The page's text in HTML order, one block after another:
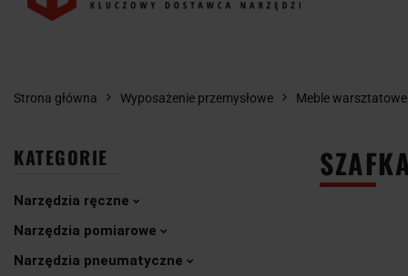
Narzędzia
Strona główna Wyposażenie przemysłowe Meble warsztatowe
KATEGORIE
Narzędzia ręczne
Narzędzia pomiarowe
Narzędzia pneumatyczne